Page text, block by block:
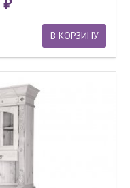
В КОРЗИНУ